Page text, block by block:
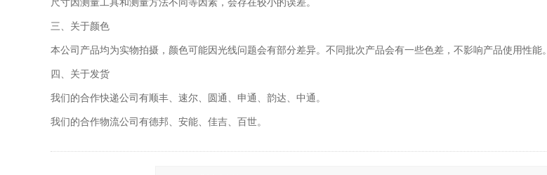
三、关于颜色
本公司产品均为实物拍摄，颜色可能因光线问题会有部分差异。不同批次产品会有一些色差，不影响产品使用性能。
四、关于发货
我们的合作快递公司有顺丰、速尔、圆通、申通、韵达、中通。
我们的合作物流公司有德邦、安能、佳吉、百世。